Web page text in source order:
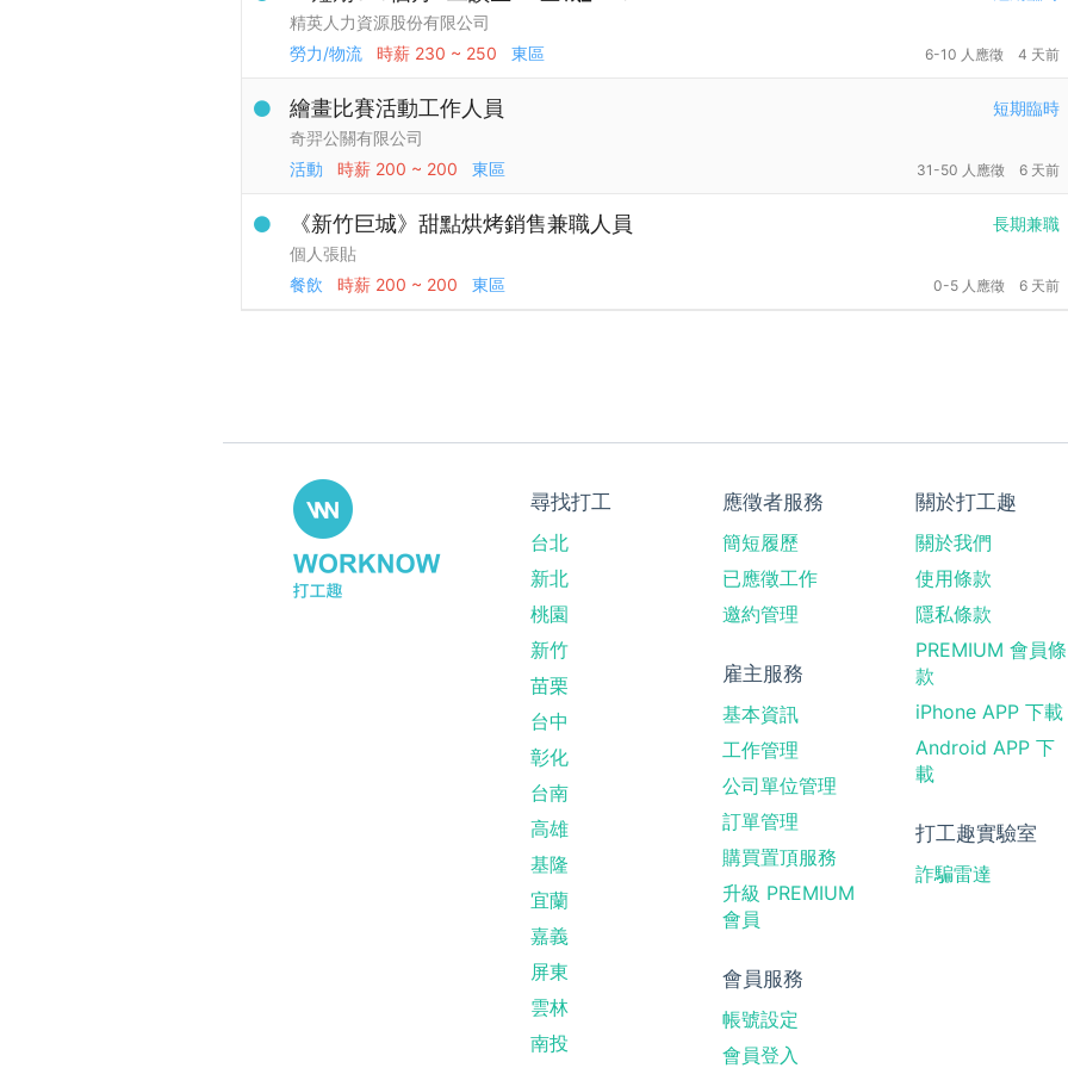
精英人力資源股份有限公司
勞力/物流
時薪 230 ~ 250 東區 6-10 人應徵 4 天前
短期臨時
繪畫比賽活動工作人員
奇羿公關有限公司
活動
時薪 200 ~ 200 東區 31-50 人應徵 6 天前
長期兼職
《新竹巨城》甜點烘烤銷售兼職人員
個人張貼
餐飲
時薪 200 ~ 200 東區 0-5 人應徵 6 天前
尋找打工
台北
新北
桃園
新竹
苗栗
台中
彰化
台南
高雄
基隆
宜蘭
嘉義
屏東
雲林
南投
應徵者服務
簡短履歷
已應徵工作
邀約管理
雇主服務
基本資訊
工作管理
公司單位管理
訂單管理
購買置頂服務
升級 PREMIUM
會員
會員服務
帳號設定
會員登入
關於打工趣
關於我們
使用條款
隱私條款
PREMIUM 會員條
款
iPhone APP 下載
Android APP 下
載
打工趣實驗室
詐騙雷達